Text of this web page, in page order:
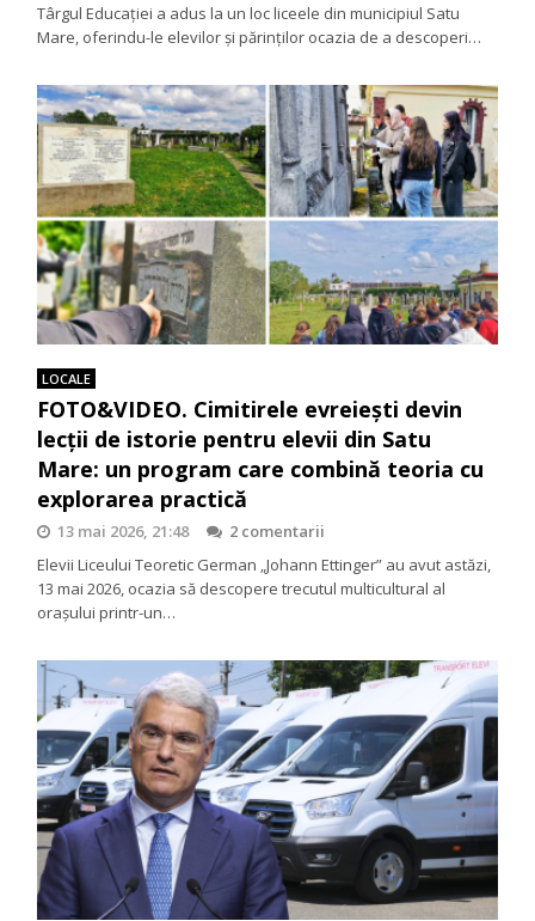
Târgul Educației a adus la un loc liceele din municipiul Satu
Mare, oferindu-le elevilor și părinților ocazia de a descoperi…
LOCALE
FOTO&VIDEO. Cimitirele evreiești devin
lecții de istorie pentru elevii din Satu
Mare: un program care combină teoria cu
explorarea practică
13 mai 2026, 21:48
2 comentarii
Elevii Liceului Teoretic German „Johann Ettinger” au avut astăzi,
13 mai 2026, ocazia să descopere trecutul multicultural al
orașului printr-un…